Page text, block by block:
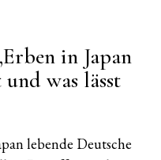
in Japan
was lässt
lebende Deutsche